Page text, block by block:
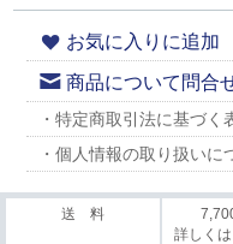
お気に入りに追加
商品について問合
・特定商取引法に基づく
・個人情報の取り扱いに
送 料
詳しくは